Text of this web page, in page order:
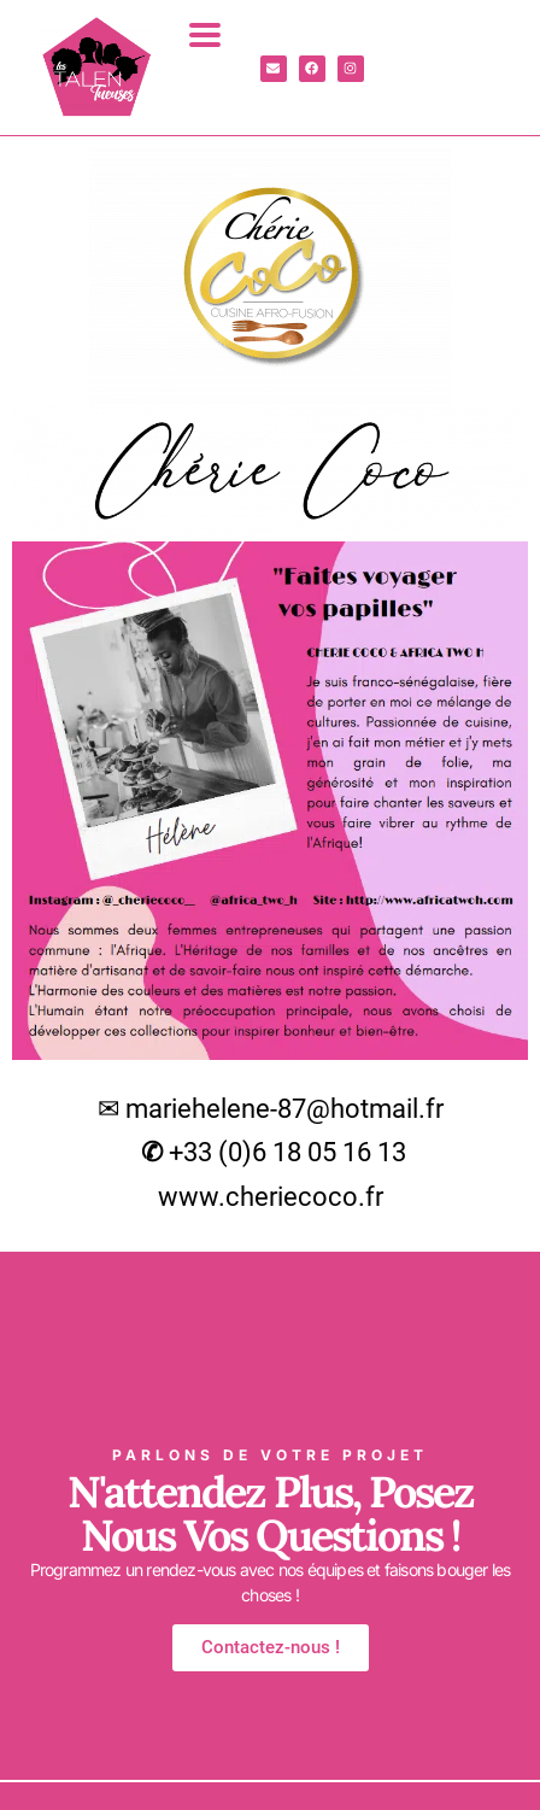
Panneau de gestion des cookies
✉ mariehelene-87@hotmail.fr
✆+33 (0)6 18 05 16 13
www.cheriecoco.fr
PARLONS DE VOTRE PROJET
N'attendez Plus, Posez
Nous Vos Questions !
Programmez un rendez-vous avec nos équipes et faisons bouger les
choses !
Contactez-nous !